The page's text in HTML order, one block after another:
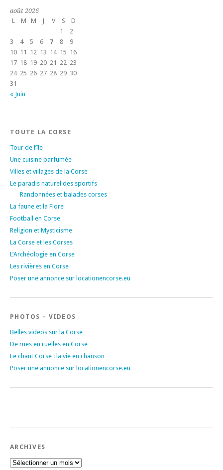
août 2026
L
M M J V S
D
1
2
3
4 5 6 7 8
9
10 11 12 13 14 15 16
17 18 19 20 21 22 23
24 25 26 27 28 29 30
31
« Juin
TOUTE LA CORSE
Tour de l’île
Une cuisine parfumée
Villes et villages de la Corse
Le paradis naturel des sportifs
Randonnées et balades corses
La faune et la Flore
Football en Corse
Religion et Mysticisme
La Corse et les Corses
L’Archéologie en Corse
Les rivières en Corse
Poser une annonce sur locationencorse.eu
PHOTOS – VIDEOS
Belles videos sur la Corse
De rues en ruelles en Corse
Le chant Corse : la vie en chanson
Poser une annonce sur locationencorse.eu
ARCHIVES
Archives